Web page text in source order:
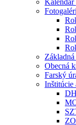
Kalendár
Obecná
Farský
Inštitúcie